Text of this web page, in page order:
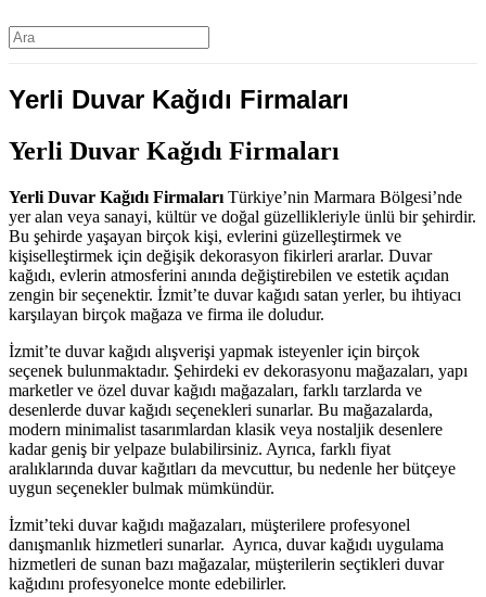
Yerli Duvar Kağıdı Firmaları
Yerli Duvar Kağıdı Firmaları
Yerli Duvar Kağıdı Firmaları Türkiye’nin Marmara Bölgesi’nde
yer alan veya sanayi, kültür ve doğal güzellikleriyle ünlü bir şehirdir.
Bu şehirde yaşayan birçok kişi, evlerini güzelleştirmek ve
kişiselleştirmek için değişik dekorasyon fikirleri ararlar. Duvar
kağıdı, evlerin atmosferini anında değiştirebilen ve estetik açıdan
zengin bir seçenektir. İzmit’te duvar kağıdı satan yerler, bu ihtiyacı
karşılayan birçok mağaza ve firma ile doludur.
İzmit’te duvar kağıdı alışverişi yapmak isteyenler için birçok
seçenek bulunmaktadır. Şehirdeki ev dekorasyonu mağazaları, yapı
marketler ve özel duvar kağıdı mağazaları, farklı tarzlarda ve
desenlerde duvar kağıdı seçenekleri sunarlar. Bu mağazalarda,
modern minimalist tasarımlardan klasik veya nostaljik desenlere
kadar geniş bir yelpaze bulabilirsiniz. Ayrıca, farklı fiyat
aralıklarında duvar kağıtları da mevcuttur, bu nedenle her bütçeye
uygun seçenekler bulmak mümkündür.
İzmit’teki duvar kağıdı mağazaları, müşterilere profesyonel
danışmanlık hizmetleri sunarlar. Ayrıca, duvar kağıdı uygulama
hizmetleri de sunan bazı mağazalar, müşterilerin seçtikleri duvar
kağıdını profesyonelce monte edebilirler.